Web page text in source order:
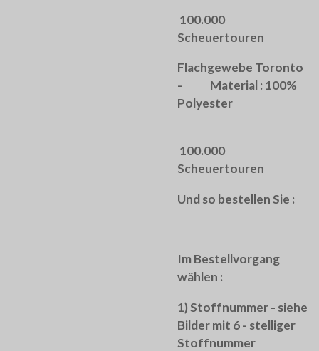
100.000
Scheuertouren
Flachgewebe Toronto
- Material : 100%
Polyester
100.000
Scheuertouren
Und so bestellen Sie :
Im Bestellvorgang
wählen :
1) Stoffnummer - siehe
Bilder mit 6 - stelliger
Stoffnummer